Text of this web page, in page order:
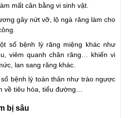
mất cân bằng vi sinh vật.
gây nứt vỡ, lộ ngà răng làm cho
số bệnh lý răng miệng khác như
viêm quanh chân răng… khiến vi
lan sang răng khác.
bệnh lý toàn thân như trào ngược
về tiêu hóa, tiểu đường…
bị sâu